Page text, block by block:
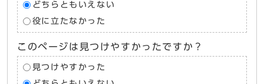
どちらともいえない
役に立たなかった
このページは見つけやすかったですか？
見つけやすかった